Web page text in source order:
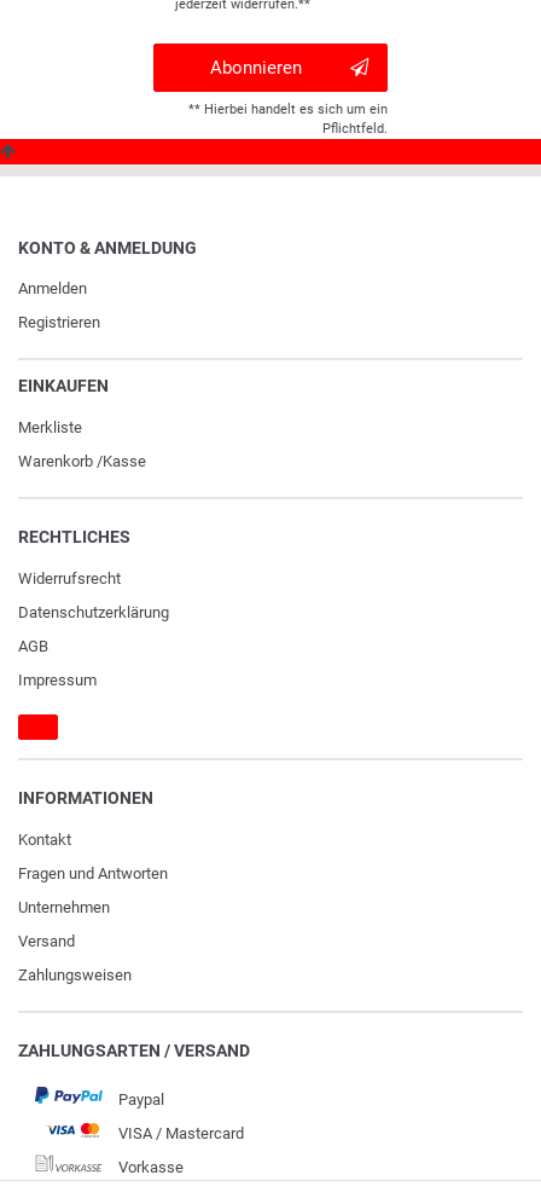
jederzeit widerrufen.**
Abonnieren
** Hierbei handelt es sich um ein
Pflichtfeld.
KONTO & ANMELDUNG
Anmelden
Registrieren
EINKAUFEN
Merkliste
Warenkorb /Kasse
RECHTLICHES
Widerrufs­recht
Daten­schutz­erklärung
AGB
Impressum
INFORMATIONEN
Kontakt
Fragen und Antworten
Unternehmen
Versand
Zahlungsweisen
ZAHLUNGSARTEN / VERSAND
Paypal
VISA / Mastercard
Vorkasse